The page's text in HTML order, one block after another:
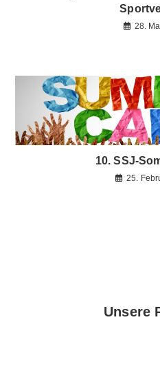
28.
10. SSJ-
25.
Unsere